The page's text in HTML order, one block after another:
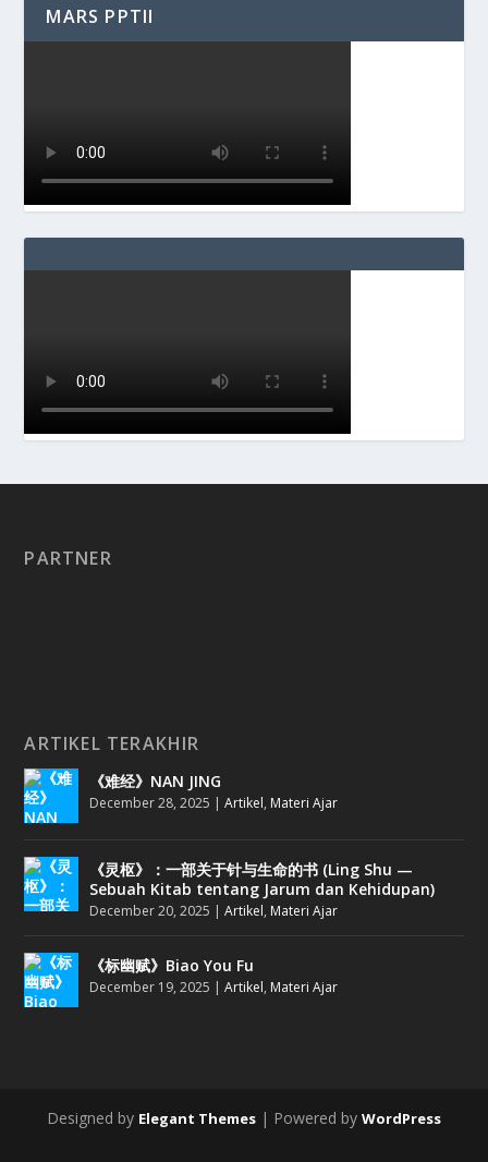
MARS PPTII
PARTNER
ARTIKEL TERAKHIR
《难经》NAN JING
December 28, 2025 |Artikel, Materi Ajar
《灵枢》：一部关于针与生命的书 (Ling Shu —
Sebuah Kitab tentang Jarum dan Kehidupan)
December 20, 2025 |Artikel, Materi Ajar
《标幽赋》Biao You Fu
December 19, 2025 |Artikel, Materi Ajar
Designed by Elegant Themes | Powered by WordPress